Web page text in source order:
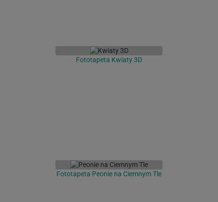
Fototapeta Kwiaty 3D
Fototapeta Peonie na Ciemnym Tle